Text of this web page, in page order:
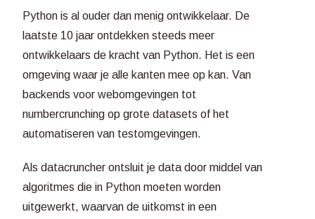
Python is al ouder dan menig ontwikkelaar. De
laatste 10 jaar ontdekken steeds meer
ontwikkelaars de kracht van Python. Het is een
omgeving waar je alle kanten mee op kan. Van
backends voor webomgevingen tot
numbercrunching op grote datasets of het
automatiseren van testomgevingen.
Als datacruncher ontsluit je data door middel van
algoritmes die in Python moeten worden
uitgewerkt, waarvan de uitkomst in een